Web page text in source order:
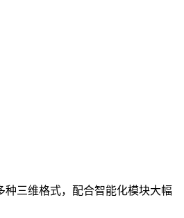
三维格式，配合智能化模块大幅